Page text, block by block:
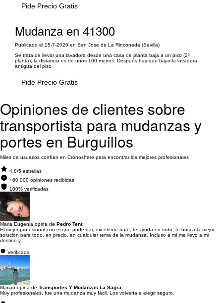
Pide Precio Gratis
Mudanza en 41300
Publicado el 15-7-2020 en San Jose de La Rinconada (Sevilla)
Se trata de llevar una lavadora desde una casa de planta baja a un piso (2ª
planta), la distancia es de unos 100 metros. Después hay que bajar la lavadora
antigua del piso
Pide Precio Gratis
Opiniones de clientes sobre
transportista para mudanzas y
portes en Burguillos
Miles de usuarios confían en Cronoshare para encontrar los mejores profesionales
4.8/5 estrellas
+60.000 opiniones recibidas
100% verificadas
Maria Eugenia opina de Pedro Tent:
El mejor profesional con el que pude dar, excelente trato, te ayuda en todo, te busca la mejor
solución para todo, en precio, en cualquier tema de la mudanza. Incluso a mí me llevo a mi
destino y...
Verificada
Marian opina de Transportes Y Mudanzas La Sagra:
Muy profesionales, fue una mudanza muy fácil. Los volvería a elegir seguro.